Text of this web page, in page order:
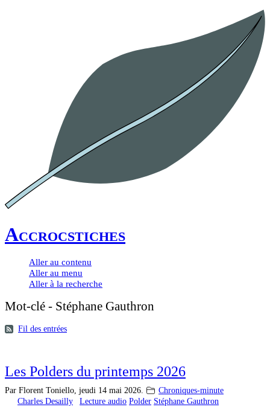
Accrocstiches
Aller au contenu
Aller au menu
Aller à la recherche
Mot-clé - Stéphane Gauthron
Fil des entrées
Les Polders du printemps 2026
Par Florent Toniello, jeudi 14 mai 2026.
Chroniques-minute
Charles Desailly
Lecture audio Polder Stéphane Gauthron